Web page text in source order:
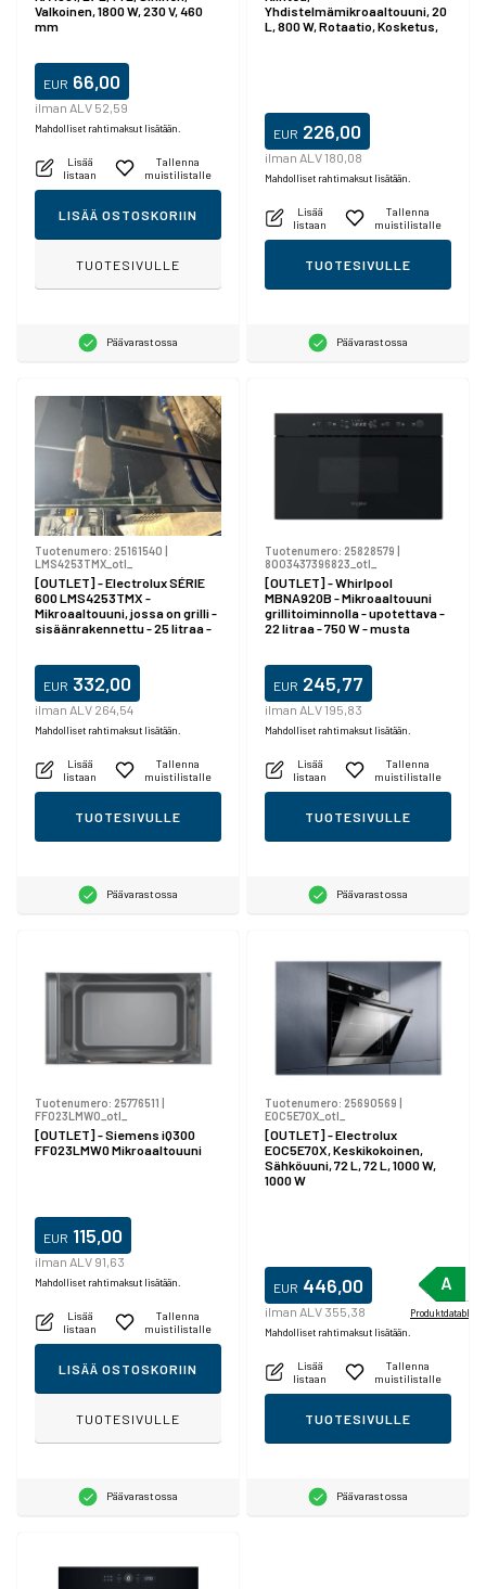
Valkoinen, 1800 W, 230 V, 460
mm
EUR 66,00
ilman ALV 52,59
Mahdolliset rahtimaksut lisätään.
Lisää
listaan
Tallenna
muistilistalle
LISÄÄ OSTOSKORIIN
TUOTESIVULLE
Päävarastossa
Yhdistelmämikroaaltouuni, 20
L, 800 W, Rotaatio, Kosketus,
EUR 226,00
ilman ALV 180,08
Mahdolliset rahtimaksut lisätään.
Lisää
listaan
Tallenna
muistilistalle
TUOTESIVULLE
Päävarastossa
Tuotenumero: 25161540
LMS4253TMX_otl_
[OUTLET] - Electrolux SÉRIE
600 LMS4253TMX -
Mikroaaltouuni, jossa on grilli -
sisäänrakennettu - 25 litraa -
EUR 332,00
ilman ALV 264,54
Mahdolliset rahtimaksut lisätään.
Lisää
listaan
Tallenna
muistilistalle
TUOTESIVULLE
Päävarastossa
Tuotenumero: 25828579
8003437396823_otl_
[OUTLET] - Whirlpool
MBNA920B - Mikroaaltouuni
grillitoiminnolla - upotettava -
22 litraa - 750 W - musta
EUR 245,77
ilman ALV 195,83
Mahdolliset rahtimaksut lisätään.
Lisää
listaan
Tallenna
muistilistalle
TUOTESIVULLE
Päävarastossa
Tuotenumero: 25776511 |
FF023LMW0_otl_
[OUTLET] - Siemens iQ300
FF023LMW0 Mikroaaltouuni
EUR 115,00
ilman ALV 91,63
Mahdolliset rahtimaksut lisätään.
Lisää
listaan
Tallenna
muistilistalle
LISÄÄ OSTOSKORIIN
TUOTESIVULLE
Päävarastossa
Tuotenumero: 25690569 |
EOC5E70X_otl_
[OUTLET] - Electrolux
EOC5E70X, Keskikokoinen,
Sähköuuni, 72 L, 72 L, 1000 W,
1000 W
EUR 446,00
ilman ALV 355,38
Mahdolliset rahtimaksut lisätään.
Produktdatablad
Lisää
listaan
Tallenna
muistilistalle
TUOTESIVULLE
Päävarastossa